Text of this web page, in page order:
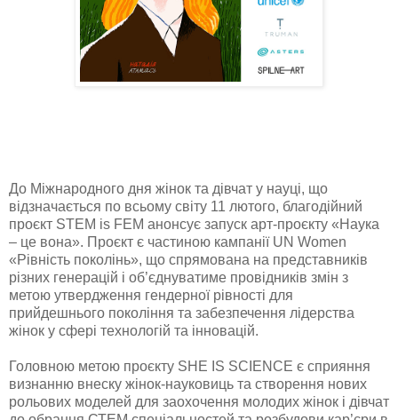
До Міжнародного дня жінок та дівчат у науці, що
відзначається по всьому світу 11 лютого, благодійний
проєкт STEM is FEM анонсує запуск арт-проєкту «Наука
– це вона». Проєкт є частиною кампанії UN Women
«Рівність поколінь», що спрямована на представників
різних генерацій і об’єднуватиме провідників змін з
метою утвердження гендерної рівності для
прийдешнього покоління та забезпечення лідерства
жінок у сфері технологій та інновацій.
Головною метою проєкту SHE IS SCIENCE є сприяння
визнанню внеску жінок-науковиць та створення нових
рольових моделей для заохочення молодих жінок і дівчат